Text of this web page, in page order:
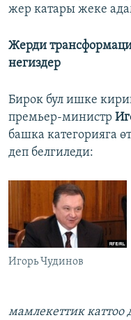
жер катары жеке
Жерди
негиздер
Бирок бул ишке
премьер-министр
башка категорияга
деп белгиледи:
Игорь Чудинов
мамлекеттик каттоо